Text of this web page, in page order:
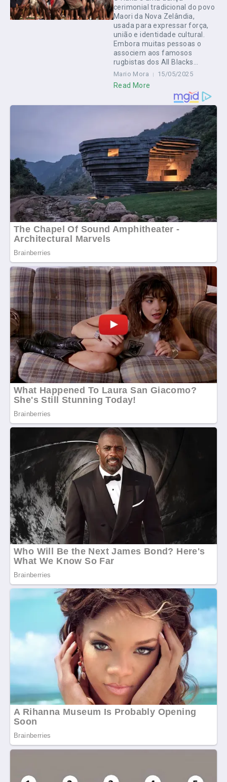
cerimonial tradicional do povo
Maori da Nova Zelândia,
usada para expressar força,
união e identidade cultural.
Embora muitas pessoas o
associem aos famosos
rugbistas dos All Blacks...
Mario Mora 15/05/2025
Read More